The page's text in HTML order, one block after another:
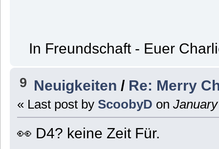
In Freundschaft - Euer
9 Neuigkeiten / Re: Merry
« Last post by ScoobyD on
👀 D4? keine Zeit Für.